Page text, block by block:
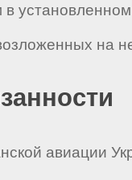
установленном
на
авиации